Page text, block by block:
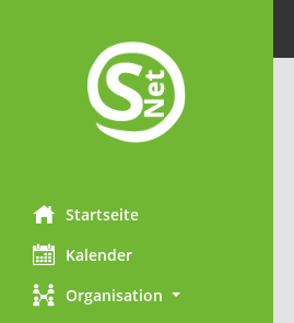
Startseite
Kalender
Organisation